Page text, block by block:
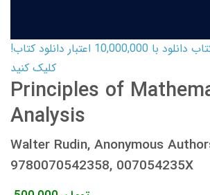
کارت اعتباری کتاب دانلود با 10,000,000 اعتبار دانلود کتاب!
کلیک کنید
Principles of
Analysis
Walter Rudin, Anonymous
9780070542358, 007054235X